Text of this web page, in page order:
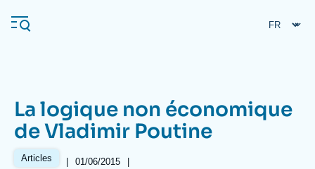
au
contenu
Navigation
principale
L'Ifri
La logique non économique
de Vladimir Poutine
Articles |
Date
01/06/2015
|